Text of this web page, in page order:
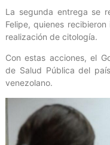
La segunda entrega se
Felipe, quienes
realización de citología.
Con estas acciones, el
de Salud Pública del
venezolano.